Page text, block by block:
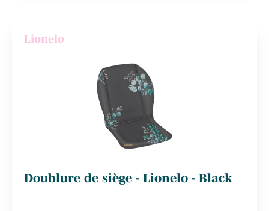
Lionelo
Doublure de siège - Lionelo - Black